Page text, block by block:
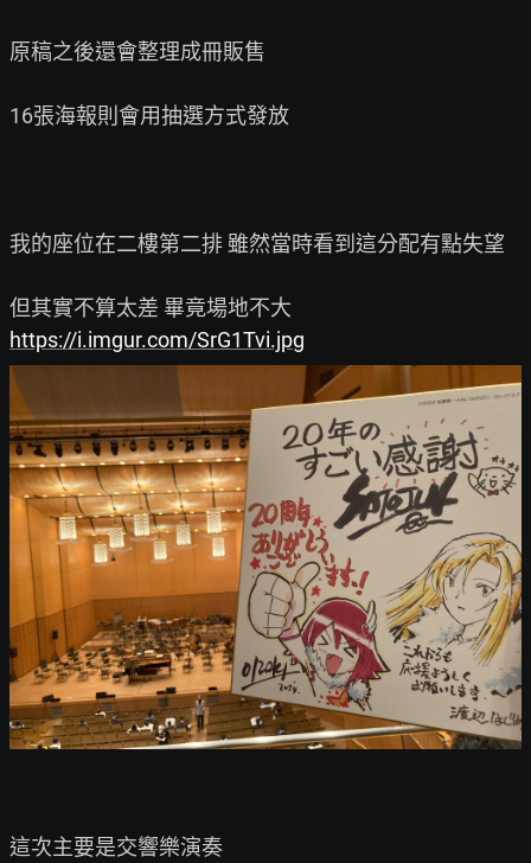
原稿之後還會整理成冊販售
16張海報則會用抽選方式發放
我的座位在二樓第二排 雖然當時看到這分配有點失望
https://i.imgur.com/SrG1Tvi.jpg